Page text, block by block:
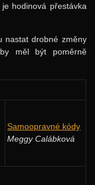
hodinová přestávka
nastat drobné změny
měl být poměrně
Samoopravné kódy
Meggy Calábková